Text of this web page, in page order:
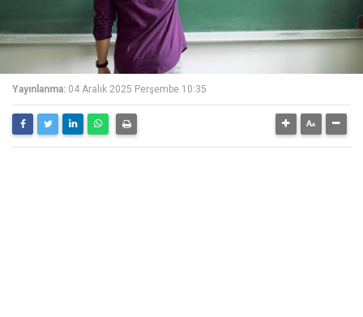
Yayınlanma: 04 Aralık 2025 Perşembe 10:35